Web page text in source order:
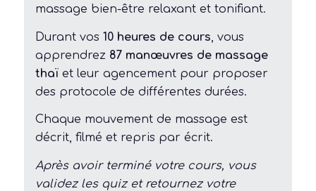
massage bien-être relaxant et tonifiant.
Durant vos 10 heures de cours , vous
apprendrez 87 manœuvres de massage
thaï et leur agencement pour proposer
des protocole de différentes durées.
Chaque mouvement de massage est
décrit, filmé et repris par écrit.
Après avoir terminé votre cours, vous
validez les quiz et retournez votre